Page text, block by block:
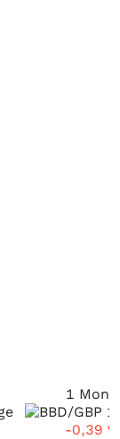
1
-0,39 %